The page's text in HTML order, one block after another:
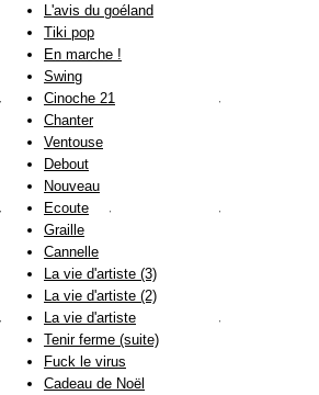
L'avis du goéland
Tiki pop
En marche !
Swing
Cinoche 21
Chanter
Ventouse
Debout
Nouveau
Ecoute
Graille
Cannelle
La vie d'artiste (3)
La vie d'artiste (2)
La vie d'artiste
Tenir ferme (suite)
Fuck le virus
Cadeau de Noël